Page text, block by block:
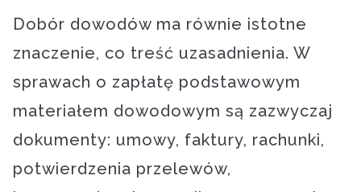
Dobór dowodów ma równie istotne
znaczenie, co treść uzasadnienia. W
sprawach o zapłatę podstawowym
materiałem dowodowym są zazwyczaj
dokumenty: umowy, faktury, rachunki,
potwierdzenia przelewów,